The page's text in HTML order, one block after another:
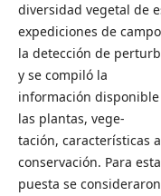
diversidad vegetal de
expediciones de
la detección de
y se compiló la
información
las plantas, vege-
tación, características
conservación. Para
puesta se